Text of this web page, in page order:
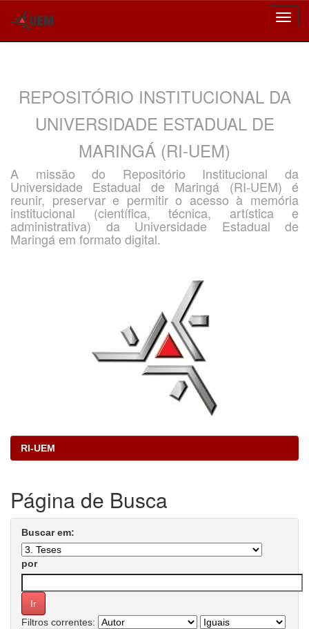
REPOSITÓRIO INSTITUCIONAL DA
UNIVERSIDADE ESTADUAL DE
MARINGÁ (RI-UEM)
A missão do Repositório Institucional da
Universidade Estadual de Maringá (RI-UEM) é
reunir, preservar e permitir o acesso à memória
institucional (científica, técnica, artística e
administrativa) da Universidade Estadual de
Maringá em formato digital.
RI-UEM
Página de Busca
Buscar em:
por
Filtros correntes: